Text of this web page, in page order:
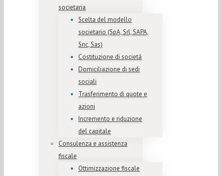
societaria
Scelta del modello
societario (SpA, Srl, SAPA,
Snc, Sas)
Costituzione di società
Domiciliazione di sedi
sociali
Trasferimento di quote e
azioni
Incremento e riduzione
del capitale
Consulenza e assistenza
fiscale
Ottimizzazione fiscale